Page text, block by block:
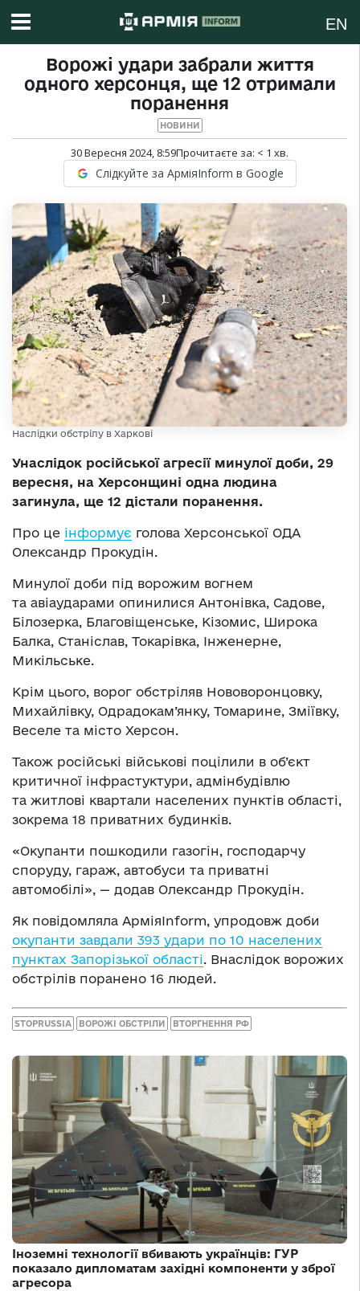
EN
Ворожі удари забрали життя
одного херсонця, ще 12 отримали
поранення
НОВИНИ
30 Вересня 2024, 8:59Прочитаєте за: < 1 хв.
Слідкуйте за АрміяInform в Google
Наслідки обстрілу в Харкові
Унаслідок російської агресії минулої доби, 29
вересня, на Херсонщині одна людина
загинула, ще 12 дістали поранення.
Про це інформує голова Херсонської ОДА
Олександр Прокудін.
Минулої доби під ворожим вогнем
та авіаударами опинилися Антонівка, Садове,
Білозерка, Благовіщенське, Кізомис, Широка
Балка, Станіслав, Токарівка, Інженерне,
Микільське.
Крім цього, ворог обстріляв Нововоронцовку,
Михайлівку, Одрадокам’янку, Томарине, Зміївку,
Веселе та місто Херсон.
Також російські військові поцілили в об’єкт
критичної інфрастуктури, адмінбудівлю
та житлові квартали населених пунктів області,
зокрема 18 приватних будинків.
«Окупанти пошкодили газогін, господарчу
споруду, гараж, автобуси та приватні
автомобілі», — додав Олександр Прокудін.
Як повідомляла АрміяInform, упродовж доби
окупанти завдали 393 удари по 10 населених
пунктах Запорізької області. Внаслідок ворожих
обстрілів поранено 16 людей.
STOPRUSSIA ВОРОЖІ ОБСТРІЛИ ВТОРГНЕННЯ РФ
Іноземні технології вбивають українців: ГУР
показало дипломатам західні компоненти у зброї
агресора